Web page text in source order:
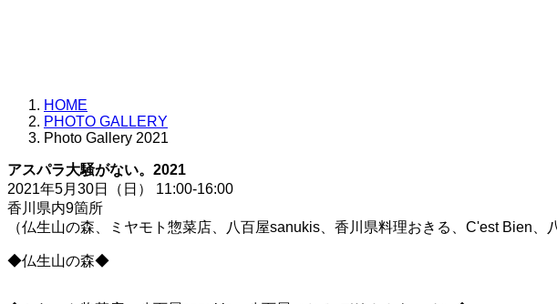
HOME
PHOTO GALLERY
Photo Gallery 2021
アスパラ大騒がない。2021
2021年5月30日（日） 11:00-16:00
香川県内9箇所
（仏生山の森、ミヤモト惣菜店、八百屋sanukis、香川県料理おきる、C'est Bien
◆仏生山の森◆